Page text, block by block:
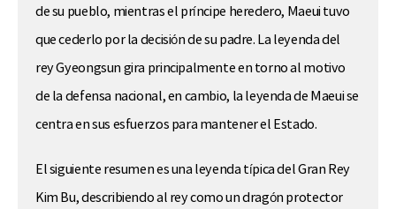
de su pueblo, mientras el príncipe heredero, Maeui tuvo
que cederlo por la decisión de su padre. La leyenda del
rey Gyeongsun gira principalmente en torno al motivo
de la defensa nacional, en cambio, la leyenda de Maeui se
centra en sus esfuerzos para mantener el Estado.
El siguiente resumen es una leyenda típica del Gran Rey
Kim Bu, describiendo al rey como un dragón protector